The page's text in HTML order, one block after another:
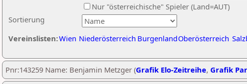
Sortierung
Nur "österreichische" Spieler (Land=AUT)
Vereinslisten:Wien Niederösterreich BurgenlandOberösterreich
Pnr:143259 Name: Benjamin Metzger (Grafik Elo-Zeitreihe, Grafik